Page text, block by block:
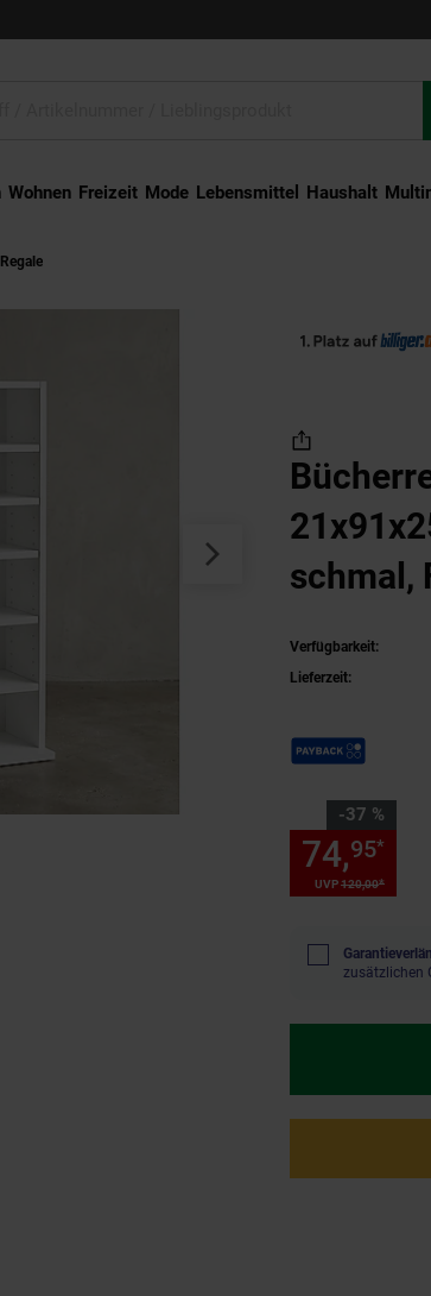
Wohnen Freizeit Mode Lebensmittel Haushalt
schmal,
Verfügbarkeit:
Lieferzeit:
Payback Punkte
-37 %
Sie Sparen 37
UVP120,00*
74,95*
zusätzlichen